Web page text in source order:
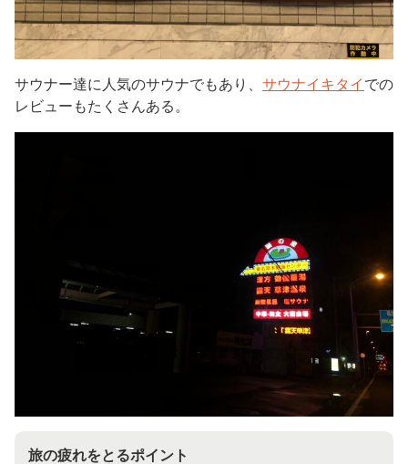
サウナー達に人気のサウナでもあり、 サウナイキタイ での
レビューもたくさんある。
旅の疲れをとるポイント